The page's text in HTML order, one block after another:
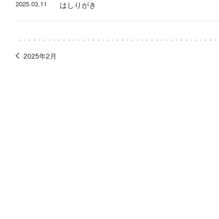
2025.03.11 はしりがき
2025年2月